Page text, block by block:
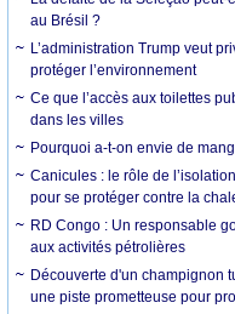
au Brésil ?
L’administration Trump veut
protéger l’environnement
Ce que l’accès aux toilettes
dans les villes
Pourquoi a-t-on envie de
Canicules : le rôle de
pour se protéger contre la
RD Congo : Un responsable
aux activités pétrolières
Découverte d'un champignon
une piste prometteuse pour